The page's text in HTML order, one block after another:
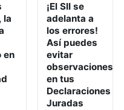
la
en
¡El SII se
adelanta a
los errores!
Así puedes
evitar
observaciones
en tus
Declaraciones
Juradas